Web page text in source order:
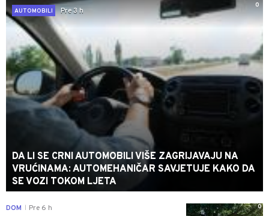
0
AUTOMOBILI
Pre 3 h
DA LI SE CRNI AUTOMOBILI VIŠE ZAGRIJAVAJU NA
VRUĆINAMA: AUTOMEHANIČAR SAVJETUJE KAKO DA
SE VOZI TOKOM LJETA
0
DOM Pre 6 h